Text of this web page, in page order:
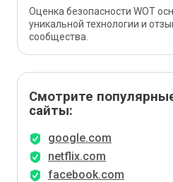
Оценка безопасности WOT
уникальной технологии и
сообщества.
Смотрите
сайты:
google.com
netflix.com
facebook.com